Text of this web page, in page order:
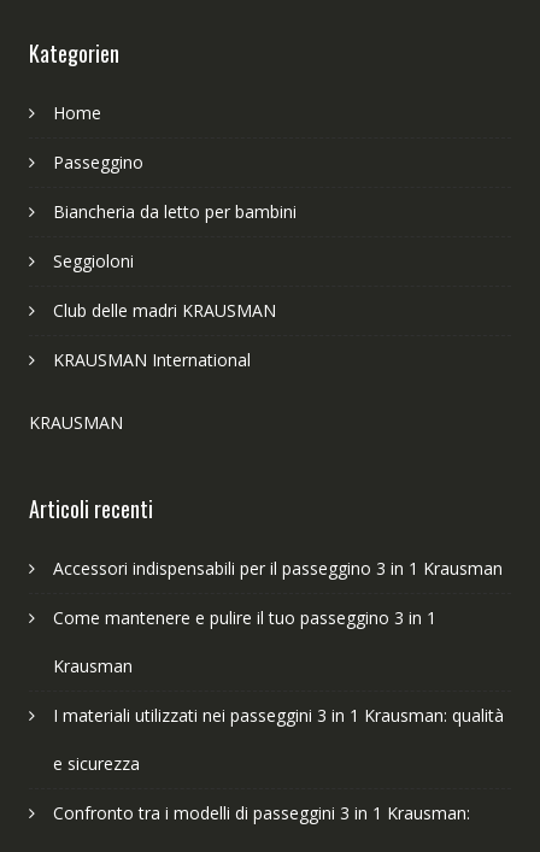
Kategorien
Home
Passeggino
Biancheria da letto per bambini
Seggioloni
Club delle madri KRAUSMAN
KRAUSMAN International
KRAUSMAN
Articoli recenti
Accessori indispensabili per il passeggino 3 in 1 Krausman
Come mantenere e pulire il tuo passeggino 3 in 1
Krausman
I materiali utilizzati nei passeggini 3 in 1 Krausman: qualità
e sicurezza
Confronto tra i modelli di passeggini 3 in 1 Krausman: